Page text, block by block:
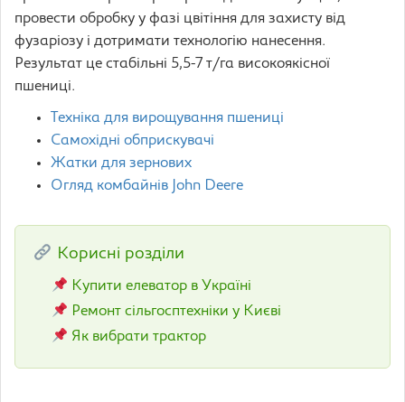
провести обробку у фазі цвітіння для захисту від
фузаріозу і дотримати технологію нанесення.
Результат це стабільні 5,5-7 т/га високоякісної
пшениці.
Техніка для вирощування пшениці
Самохідні обприскувачі
Жатки для зернових
Огляд комбайнів John Deere
Корисні розділи
Купити елеватор в Україні
Ремонт сільгосптехніки у Києві
Як вибрати трактор